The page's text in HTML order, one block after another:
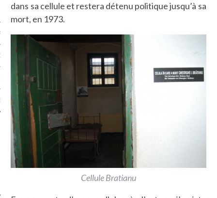
CARAVELLE
PODCAST
SUIVEZ-NOUS
dans sa cellule et restera détenu politique jusqu’à sa
mort, en 1973.
Cellule Bratianu